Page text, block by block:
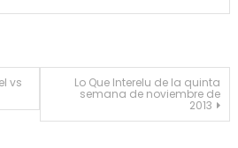
de entradas
vs
Lo Que Interelu de la quinta
semana de noviembre de
2013